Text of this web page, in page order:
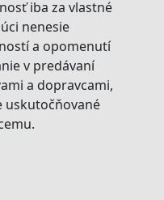
iba za vlastné
nenesie
a opomenutí
v predávaní
a dopravcami,